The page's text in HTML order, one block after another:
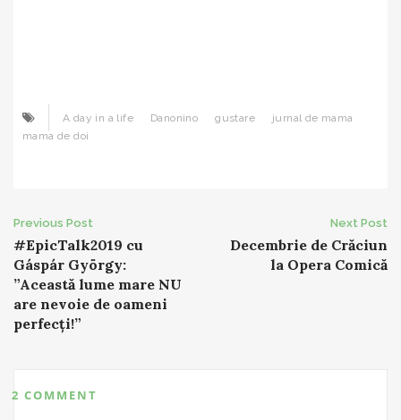
A day in a life Danonino gustare
jurnal de mama
mama de doi
Post
navigation
Previous Post
#EpicTalk2019 cu
Gáspár György:
”Această lume mare NU
are nevoie de oameni
perfecți!”
Next Post
Decembrie de Crăciun
la Opera Comică
2 COMMENT